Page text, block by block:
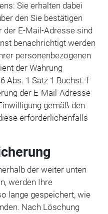
Sie erhalten dabei
den Sie bestätigen
der E-Mail-Adresse sind
benachrichtigt werden
personenbezogenen
der Wahrung
Abs. 1 Satz 1 Buchst. f
der E-Mail-Adresse
gemäß den
erforderlichenfalls
der weiter unten
werden Ihre
lange gespeichert, wie
Nach Löschung